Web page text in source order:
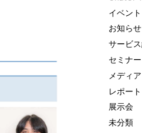
イベント
お知らせ
サービ
セミナー
メディア
レポート
展示会
未分類